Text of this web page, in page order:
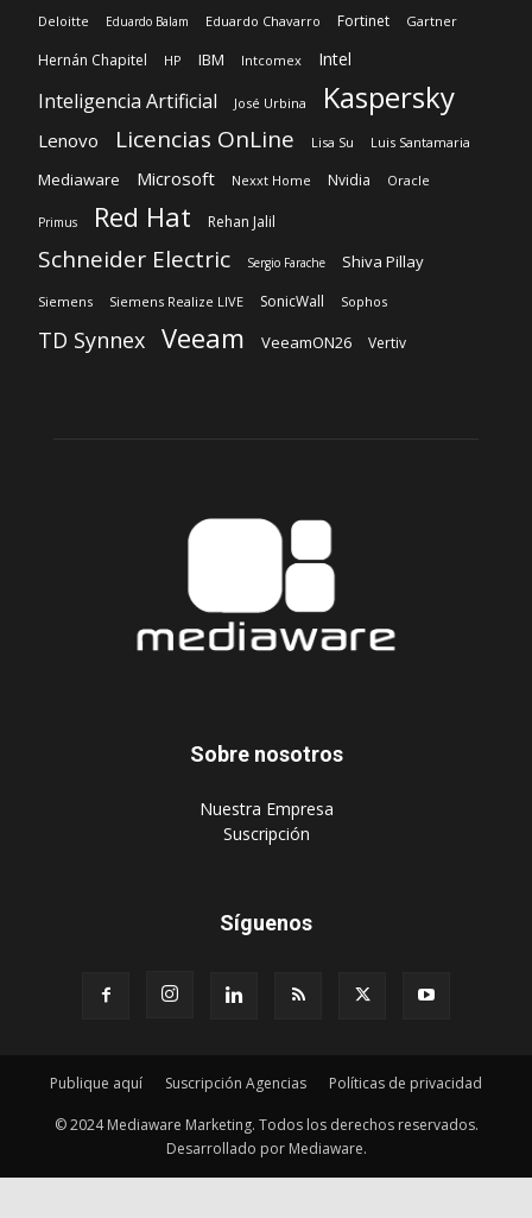
Deloitte Eduardo Balam Eduardo Chavarro Fortinet Gartner
Hernán Chapitel HP IBM Intcomex Intel
Inteligencia Artificial José Urbina Kaspersky
Lenovo Licencias OnLine Lisa Su Luis Santamaria
Mediaware Microsoft Nexxt Home Nvidia Oracle
Primus Red Hat Rehan Jalil
Schneider Electric Sergio Farache Shiva Pillay
Siemens Siemens Realize LIVE SonicWall Sophos
TD Synnex Veeam VeeamON26 Vertiv
Sobre nosotros
‎Nuestra Empresa
‎Suscripción
Síguenos
Publique aquí Suscripción Agencias Políticas de privacidad
© 2024 Mediaware Marketing. Todos los derechos reservados.
Desarrollado por Mediaware.